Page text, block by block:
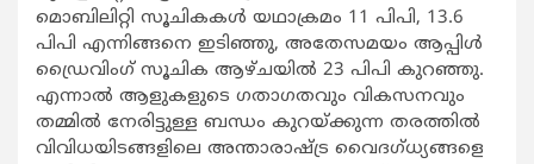
മൊബിലിറ്റി സൂചികകള്‍ യഥാക്രമം 11 പിപി, 13.6
പിപി എന്നിങ്ങനെ ഇടിഞ്ഞു, അതേസമയം ആപ്പിള്‍
ഡ്രൈവിംഗ് സൂചിക ആഴ്ചയില്‍ 23 പിപി കുറഞ്ഞു.
എന്നാല്‍ ആളുകളുടെ ഗതാഗതവും വികസനവും
തമ്മില്‍ നേരിട്ടുള്ള ബന്ധം കുറയ്ക്കുന്ന തരത്തില്‍
വിവിധയിടങ്ങളിലെ അന്താരാഷ്ട്ര വൈദഗ്ധ്യങ്ങളെ